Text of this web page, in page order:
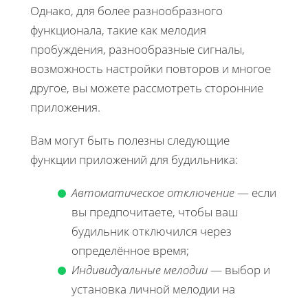
Однако, для более разнообразного
функционала, такие как мелодия
пробуждения, разнообразные сигналы,
возможность настройки повторов и многое
другое, вы можете рассмотреть сторонние
приложения.
Вам могут быть полезны следующие
функции приложений для будильника:
Автоматическое отключение— если
вы предпочитаете, чтобы ваш
будильник отключился через
определённое время;
Индивидуальные мелодии— выбор и
установка личной мелодии на